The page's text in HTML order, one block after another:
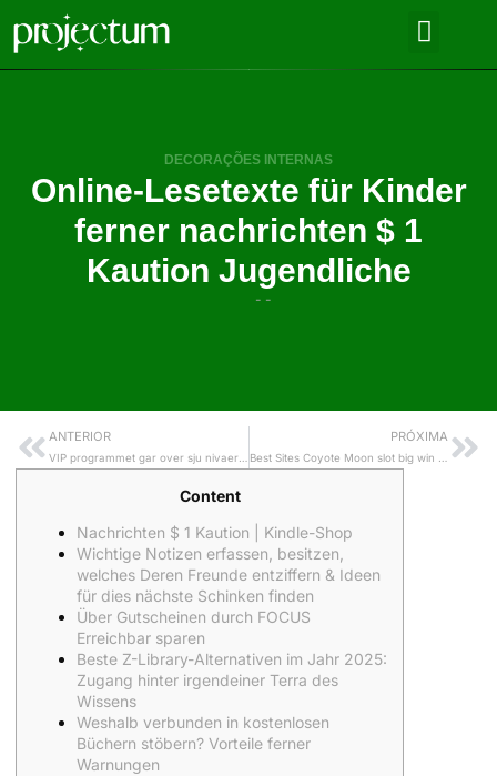
DECORAÇÕES INTERNAS
Online-Lesetexte für Kinder
ferner nachrichten $ 1
Kaution Jugendliche
- -
ANTERIOR PRÓXIMA
Content
Nachrichten $ 1 Kaution | Kindle-Shop
Wichtige Notizen erfassen, besitzen,
welches Deren Freunde entziffern & Ideen
für dies nächste Schinken finden
Über Gutscheinen durch FOCUS
Erreichbar sparen
Beste Z-Library-Alternativen im Jahr 2025:
Zugang hinter irgendeiner Terra des
Wissens
Weshalb verbunden in kostenlosen
Büchern stöbern? Vorteile ferner
Warnungen